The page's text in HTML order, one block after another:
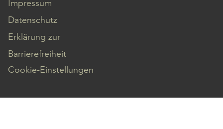
Impressum
Datenschutz
Erklärung zur
Barrierefreiheit
Cookie-Einstellungen